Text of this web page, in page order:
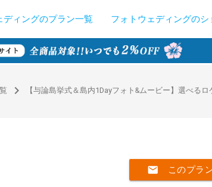
ディングのプラン一覧 フォトウェディングのシ
navigate_next
【与論島挙式＆島内1Dayフォト&ムービー】選べる
mail このプラン